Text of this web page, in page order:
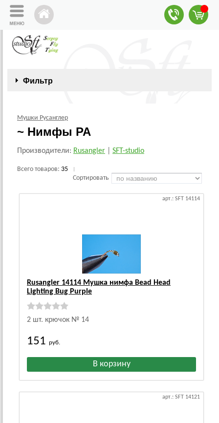
Фильтр
Мушки Русанглер
~ Нимфы РА
Производители: Rusangler SFT-studio
Всего товаров: 35
Сортировать
арт.: SFT 14114
Rusangler 14114 Мушка нимфа Bead Head
Lighting Bug Purple
2 шт. крючок № 14
151 руб.
арт.: SFT 14121